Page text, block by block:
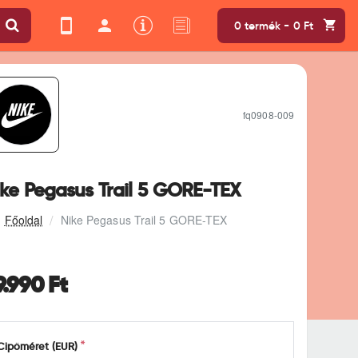
0 termék - 0 Ft
Nike Pegasus Trail 5 GORE-TEX
Pegasus Trail 5 GORE-TEX
fq0908-009
Ft
(EUR)